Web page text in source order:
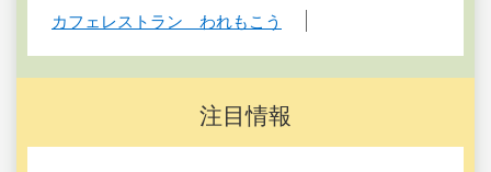
カフェレストラン われもこう
注目情報